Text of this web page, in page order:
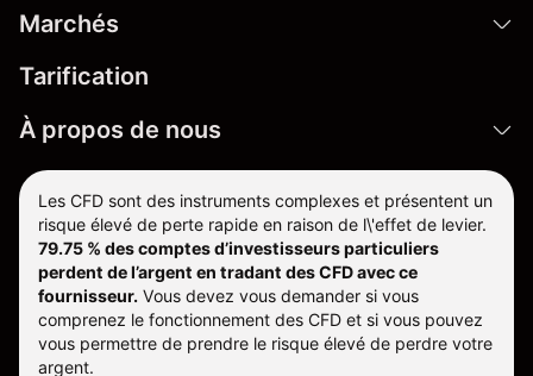
Marchés
Tarification
À propos de nous
Les CFD sont des instruments complexes et présentent un
risque élevé de perte rapide en raison de l\'effet de levier.
79.75 % des comptes d’investisseurs particuliers
perdent de l’argent en tradant des CFD avec ce
fournisseur. Vous devez vous demander si vous
comprenez le fonctionnement des CFD et si vous pouvez
vous permettre de prendre le risque élevé de perdre votre
argent.